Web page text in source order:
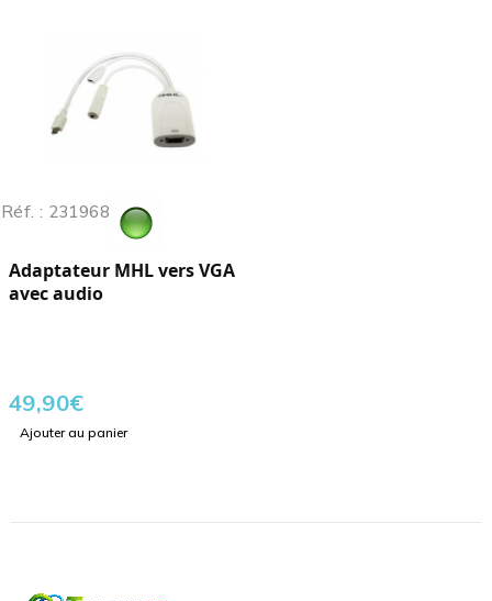
Réf. : 231968
Adaptateur MHL vers VGA
avec audio
49,90€
Ajouter au panier